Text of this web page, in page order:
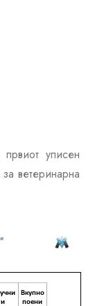
уписен
ветеринарна